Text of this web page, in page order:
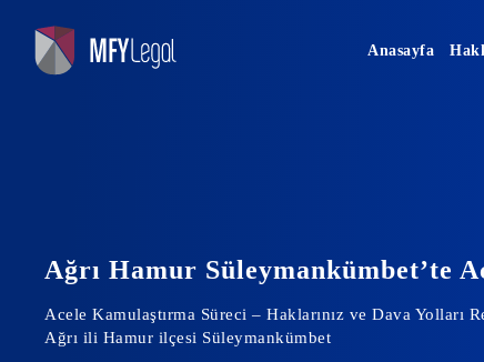
content
Anasayfa
Ağrı Hamur Süleymankümbet’te
Acele Kamulaştırma Süreci – Haklarınız ve Dava Yolları
Ağrı ili Hamur ilçesi Süleymankümbet